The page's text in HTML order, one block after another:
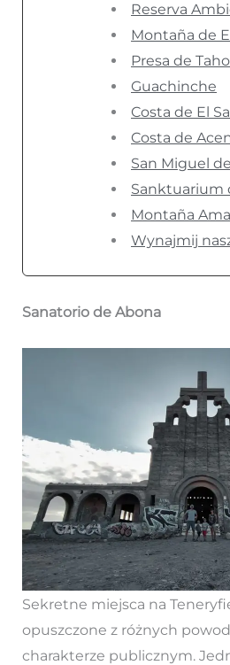
Reserva
Montaña de
Presa de
Guachinche
Costa de El
Costa de
San Miguel
Sanktuarium
Montaña
Wynajmij
Sanatorio de Abona
Sekretne miejsca na
opuszczone z różnych
charakterze publicznym.